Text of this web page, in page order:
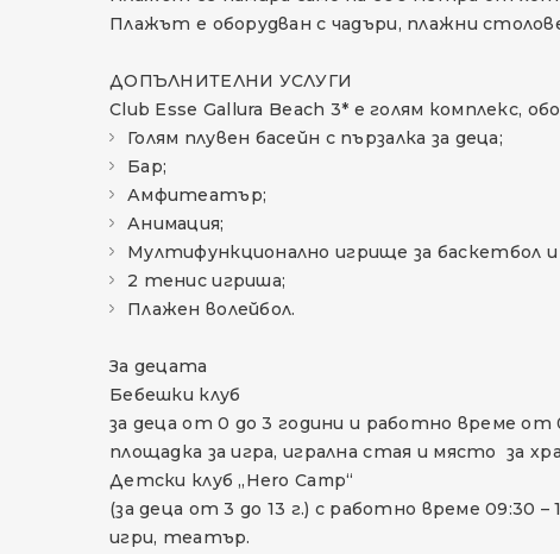
Плажът е оборудван с чадъри, плажни
ДОПЪЛНИТЕЛНИ УСЛУГИ
Club Esse Gallura Beach 3* е голям комплекс,
Голям плувен басейн с пързалка за деца;
Бар;
Амфитеатър;
Анимация;
Мултифункционално игрище за баскетбол
2 тенис игриша;
Плажен волейбол.
За децата
Бебешки клуб
за деца от 0 до 3 години и работно време
площадка за игра, игрална стая и място за
Детски клуб „Hero Camp“
(за деца от 3 до 13 г.) с работно време 09:30
игри, театър.